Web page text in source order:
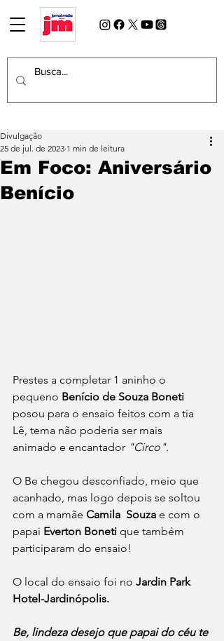
Em Foco: Aniversário
Benício
Divulgação
25 de jul. de 2023 1 min de leitura
Prestes a completar 1 aninho o
pequeno Benício de Souza Boneti
posou para o ensaio feitos com a tia
Lê, tema não poderia ser mais
animado e encantador "Circo".
O Be chegou desconfiado, meio que
acanhado, mas logo depois se soltou
com a mamãe Camila  Souza e com o
papai Everton Boneti que também
participaram do ensaio!
O local do ensaio foi no Jardin Park
Hotel-Jardinópolis.
Be, lindeza desejo que papai do céu te